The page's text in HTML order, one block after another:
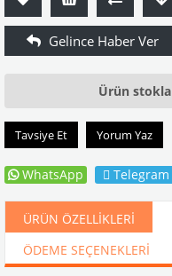
Ürün
Tavsiye Et Yorum Yaz
WhatsApp Telegram
ÜRÜN ÖZELLIKLERI
ÖDEME SEÇENEKLERI